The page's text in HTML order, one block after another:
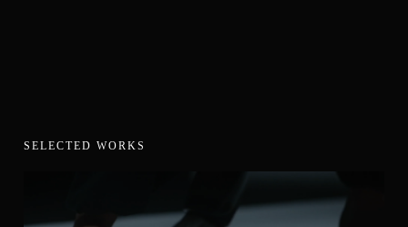
SELECTED WORKS